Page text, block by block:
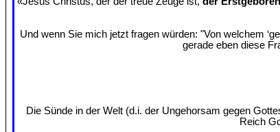
Und wenn Sie mich jetzt fragen würden: "Von welchem
gerade eben diese
Die Sünde in der Welt (d.i. der Ungehorsam gegen
Reich